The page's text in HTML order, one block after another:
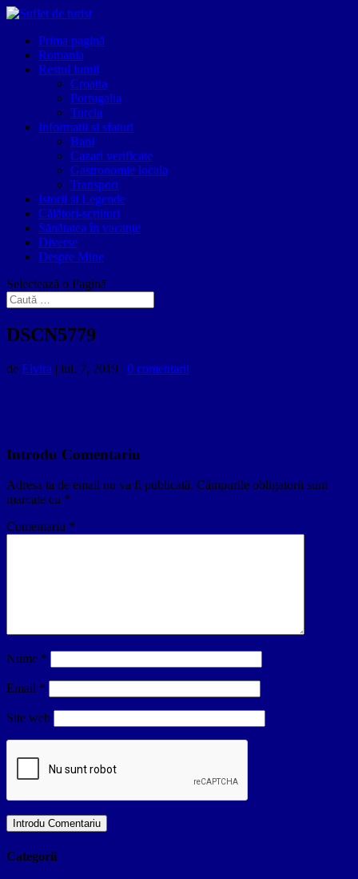
Prima pagină
Romania
Restul lumii
Croatia
Portugalia
Turcia
Informatii si sfaturi
Bani
Cazari verificate
Gastronomie locala
Transport
Istorii si Legende
Călători-scriitori
Sănătatea în vacanțe
Diverse
Despre Mine
Selectează o Pagină
DSCN5779
de Elvira | iul. 7, 2019 | 0 comentarii
Introdu Comentariu
Adresa ta de email nu va fi publicată. Câmpurile obligatorii sunt
marcate cu *
Comentariu *
Nume *
Email *
Site web
Categorii